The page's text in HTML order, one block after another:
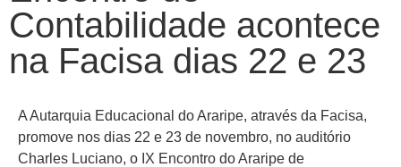
Contabilidade acontece
na Facisa dias 22 e 23
A Autarquia Educacional do Araripe, através da Facisa,
promove nos dias 22 e 23 de novembro, no auditório
Charles Luciano, o IX Encontro do Araripe de